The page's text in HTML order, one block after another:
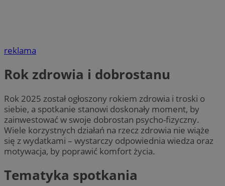
reklama
Rok zdrowia i dobrostanu
Rok 2025 został ogłoszony rokiem zdrowia i troski o
siebie, a spotkanie stanowi doskonały moment, by
zainwestować w swoje dobrostan psycho-fizyczny.
Wiele korzystnych działań na rzecz zdrowia nie wiąże
się z wydatkami – wystarczy odpowiednia wiedza oraz
motywacja, by poprawić komfort życia.
Tematyka spotkania